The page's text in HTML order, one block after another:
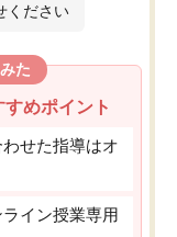
ください
た
めポイント
せた指導はオ
イン授業専用